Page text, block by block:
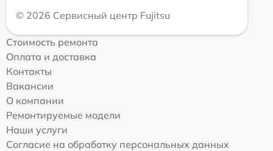
© 2026 Сервисный центр Fujitsu
Стоимость ремонта
Оплата и доставка
Контакты
Вакансии
О компании
Ремонтируемые модели
Наши услуги
Согласие на обработку персональных данных